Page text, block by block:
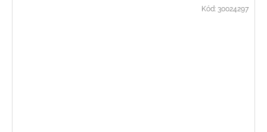
Kód: 30024297